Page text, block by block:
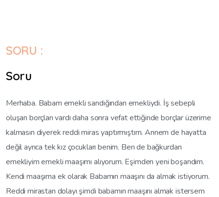
SORU :
Soru
Merhaba. Babam emekli sandığından emekliydi. İş sebepli
oluşan borçları vardı daha sonra vefat ettiğinde borçlar üzerime
kalmasın diyerek reddi miras yaptırmıştım. Annem de hayatta
değil ayrıca tek kız çocukları benim. Ben de bağkurdan
emekliyim emekli maaşımı alıyorum. Eşimden yeni boşandım.
Kendi maaşıma ek olarak Babamın maaşını da almak istiyorum.
Reddi mirastan dolayı şimdi babamın maaşını almak istersem